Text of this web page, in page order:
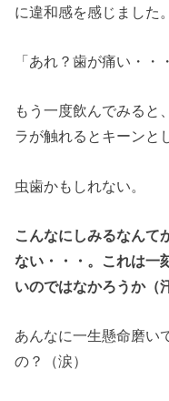
に違和感を感じました。
「あれ？歯が痛い・・
もう一度飲んでみると
ラが触れるとキーンと
虫歯かもしれない。
こんなにしみるなんて
ない・・・。これは一
いのではなかろうか（
あんなに一生懸命磨い
の？（涙）